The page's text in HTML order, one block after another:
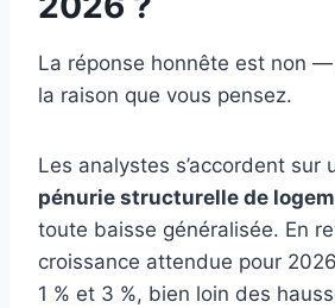
La réponse honnête est non
la raison que vous pensez.
Les analystes s’accordent sur
pénurie structurelle de
toute baisse généralisée. En
croissance attendue pour
1 % et 3 %, bien loin des